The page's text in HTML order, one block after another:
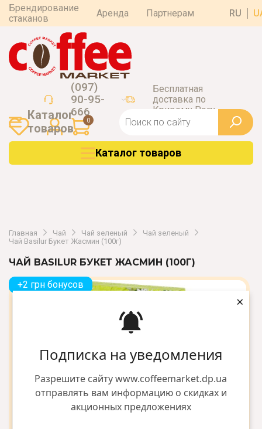
Подписка на уведомления
Разрешите сайту www.coffeemarket.dp.ua
отправлять вам информацию о скидках и
акционных предложениях
×
Брендирование
стаканов
Аренда Партнерам RU
(097)
90-95-
666
Бесплатная
доставка по
Кривому Рогу
0
Каталог
товаров
Каталог товаров
Главная Чай Чай зеленый
Чай зеленый
Чай Basilur Букет Жасмин (100г)
ЧАЙ BASILUR БУКЕТ ЖАСМИН (100Г)
+2 грн бонусов